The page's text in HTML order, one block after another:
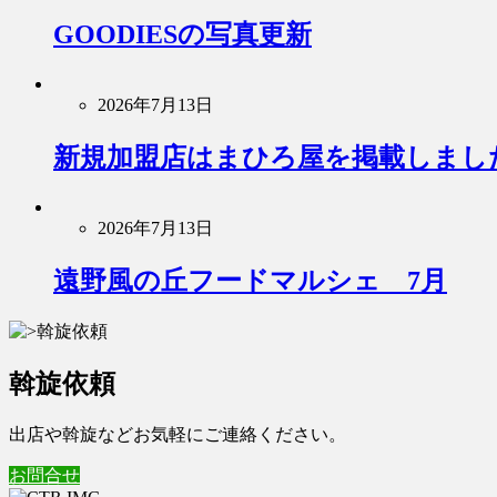
GOODIESの写真更新
2026年7月13日
新規加盟店はまひろ屋を掲載しまし
2026年7月13日
遠野風の丘フードマルシェ 7月
斡旋依頼
出店や斡旋などお気軽にご連絡ください。
お問合せ